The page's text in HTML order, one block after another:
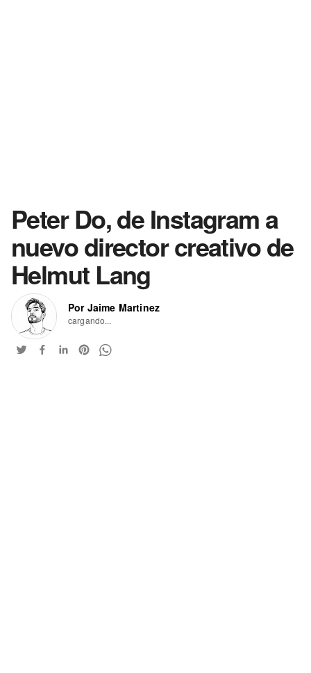
Peter Do, de Instagram a
nuevo director creativo de
Helmut Lang
Por Jaime Martinez
cargando...